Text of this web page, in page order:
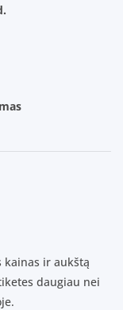
kainas ir aukštą
daugiau nei